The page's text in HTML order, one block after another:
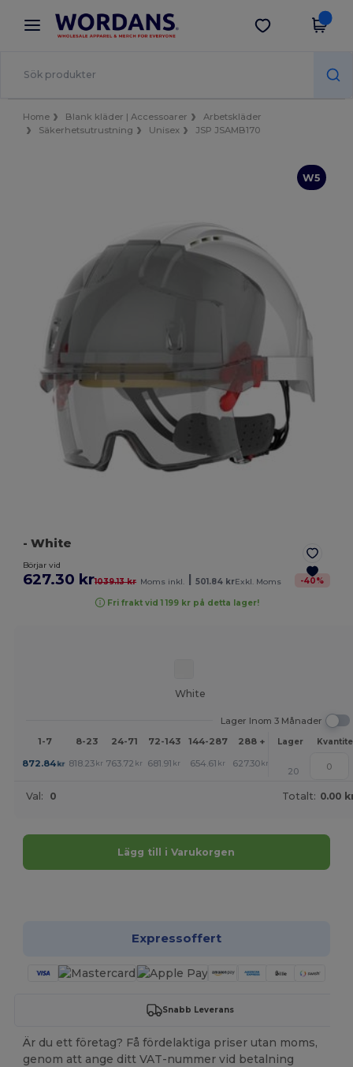
× Wordans-app
Bättre priser i appen!
Hämta app
Home Blank kläder | Accessoarer
Arbetskläder
Säkerhetsutrustning
Unisex JSP JSAMB170
W5
- White
Börjar vid
627.30 kr1039.13 kr Moms inkl. 501.84 krExkl. Moms -40%
Fri frakt vid 1 199 kr på detta lager!
White
Lager Inom 3 Månader
1-7
8-23 24-71 72-143 144-287 288 + Mer
Lager
872.84kr 818.23 kr 763.72 kr 681.91 kr 654.61 kr 627.30 kr +20
Val: 0 Totalt: 0.00
Lägg till i Varukorgen
Expressoffert
Snabb Leverans
Är du ett företag? Få fördelaktiga priser utan moms,
genom att ange ditt VAT-nummer vid betalning